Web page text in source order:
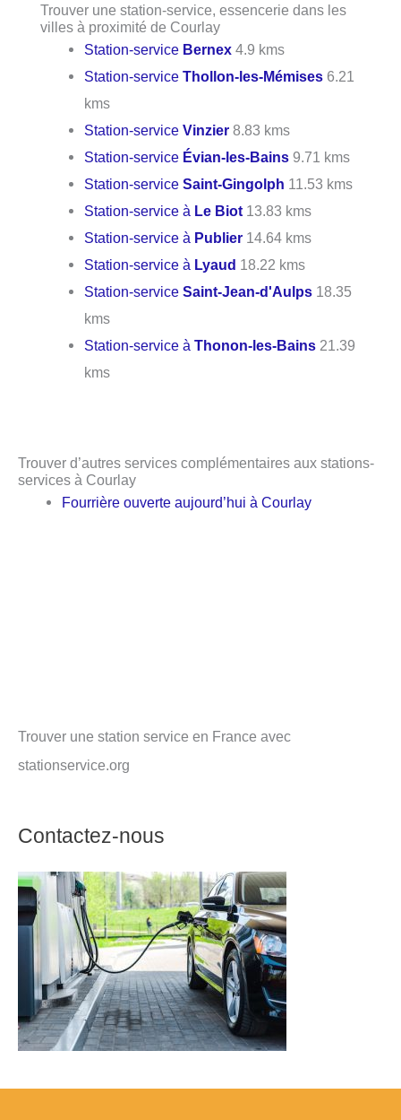
Trouver une station-service, essencerie dans les
villes à proximité de Courlay
Station-service Bernex 4.9 kms
Station-serviceThollon-les-Mémises 6.21
kms
Station-serviceVinzier 8.83 kms
Station-service Évian-les-Bains 9.71 kms
Station-serviceSaint-Gingolph 11.53 kms
Station-service à Le Biot 13.83 kms
Station-service à Publier 14.64 kms
Station-service à Lyaud 18.22 kms
Station-serviceSaint-Jean-d'Aulps 18.35
kms
Station-service àThonon-les-Bains 21.39
kms
Trouver d’autres services complémentaires aux stations-
services à Courlay
Fourrière ouverte aujourd’hui à Courlay
Trouver une station service en France avec
stationservice.org
Contactez-nous